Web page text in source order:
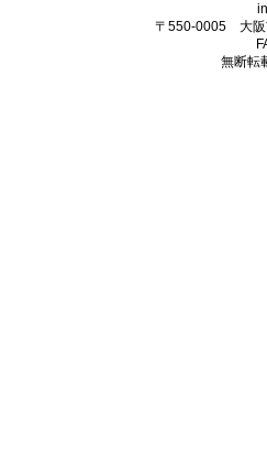
〒550-0005 大阪
無断転